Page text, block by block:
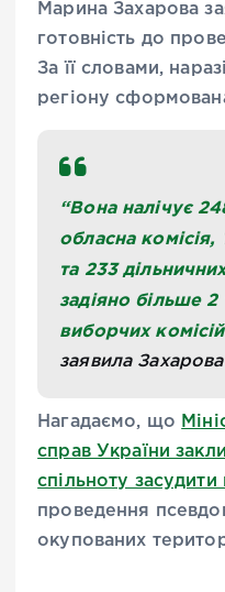
Марина Захарова
готовність до
За її словами,
регіону
“Вона налічує
обласна комісія,
та 233
задіяно більше 2
виборчих
заявила Захарова
Нагадаємо, що
справ України
спільноту засудити
проведення
окупованих